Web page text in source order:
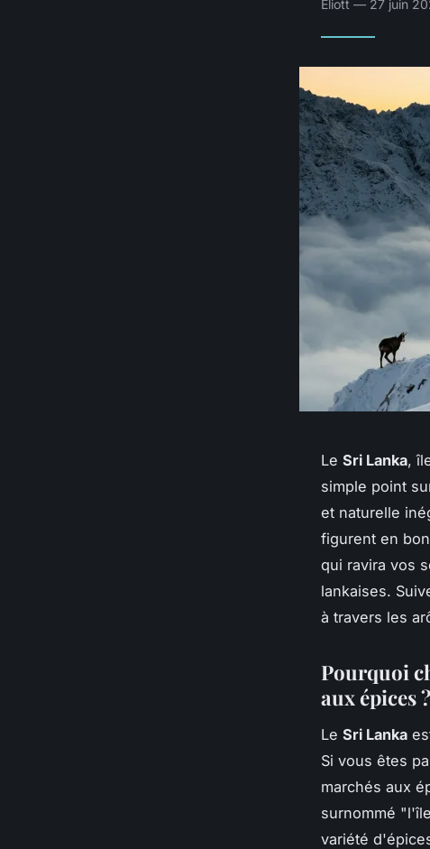
Eliott — 27 juin
Le Sri Lanka,
simple point
et naturelle
figurent en
qui ravira vos
lankaises.
à travers les
Pourquoi
aux épices ?
Le Sri Lanka
Si vous êtes
marchés aux
surnommé
variété